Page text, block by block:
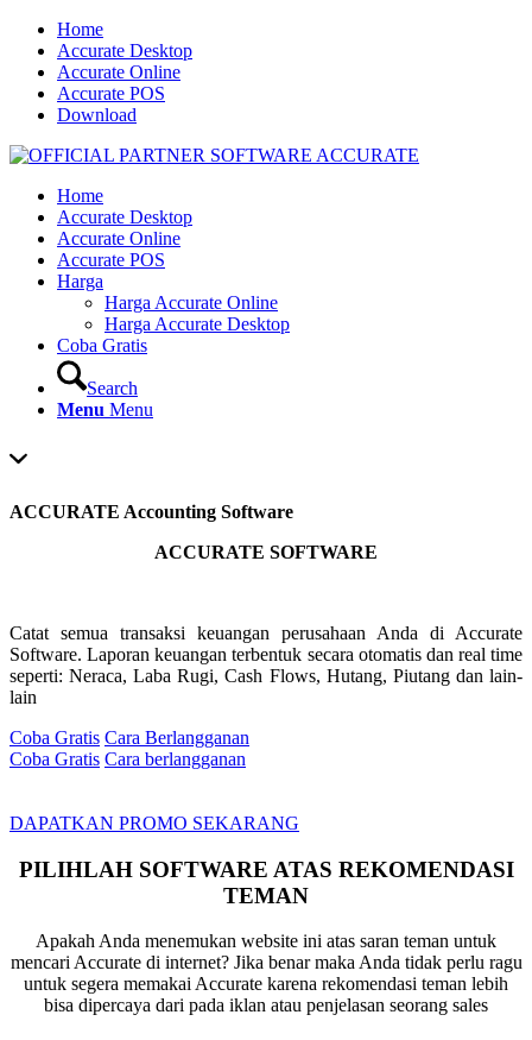
Home
Accurate Desktop
Accurate Online
Accurate POS
Download
Home
Accurate Desktop
Accurate Online
Accurate POS
Harga
Harga Accurate Online
Harga Accurate Desktop
Coba Gratis
Search
Menu Menu
ACCURATE Accounting Software
ACCURATE SOFTWARE
Catat semua transaksi keuangan perusahaan Anda di Accurate
Software. Laporan keuangan terbentuk secara otomatis dan real time
seperti: Neraca, Laba Rugi, Cash Flows, Hutang, Piutang dan lain-
lain
Coba Gratis Cara Berlangganan
Coba Gratis Cara berlangganan
DAPATKAN PROMO SEKARANG
PILIHLAH SOFTWARE ATAS REKOMENDASI
TEMAN
Apakah Anda menemukan website ini atas saran teman untuk
mencari Accurate di internet? Jika benar maka Anda tidak perlu ragu
untuk segera memakai Accurate karena rekomendasi teman lebih
bisa dipercaya dari pada iklan atau penjelasan seorang sales